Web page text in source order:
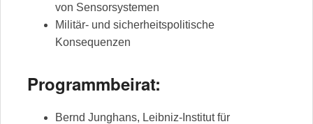
von Sensorsystemen
Militär- und sicherheitspolitische
Konsequenzen
Programmbeirat:
Bernd Junghans, Leibniz-Institut für